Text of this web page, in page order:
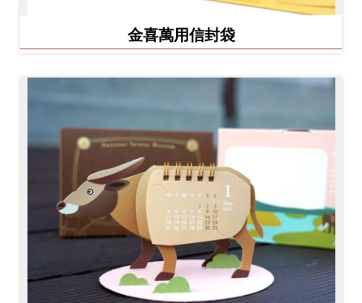
金喜萬用信封袋